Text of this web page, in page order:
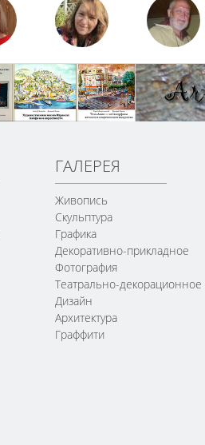
ГАЛЕРЕЯ
Живопись
Скульптура
Графика
Декоративно-прикладное
Фотография
Театрально-декорационное
Дизайн
Архитектура
Граффити